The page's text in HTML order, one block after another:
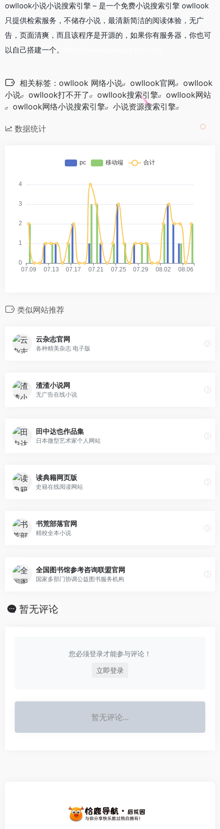
owllook小说小说搜索引擎 – 是一个免费小说搜索引擎 owllook
只提供检索服务，不储存小说，最清新简洁的阅读体验，无广
告，页面清爽，而且该程序是开源的，如果你有服务器，你也可
以自己搭建一个。
相关标签： owllook 网络小说 owllook官网
owllook
小说
owllook打不开了 owllook搜索引擎
owllook网站
owllook网络小说搜索引擎
小说资源搜索引擎
数据统计
类似网站推荐
云杂志官网
各种精美杂志 电子版
渣渣小说网
无广告在线小说
田中达也作品集
日本微型艺术家个人网站
读典籍网页版
史籍在线阅读网站
书荒部落官网
精校全本小说
全国图书馆参考咨询联盟官网
国家多部门协调公益图书服务机构
暂无评论
您必须登录才能参与评论！
立即登录
暂无评论...